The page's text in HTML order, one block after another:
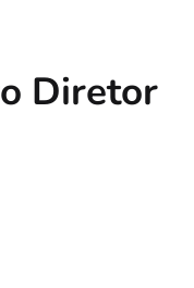
Diretor